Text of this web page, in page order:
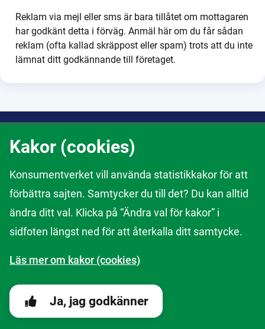
Kakor (cookies)
Konsumentverket vill använda statistikkakor för att
förbättra sajten. Samtycker du till det? Du kan alltid
ändra ditt val. Klicka på “Ändra val för kakor” i
sidfoten längst ned för att återkalla ditt samtycke.
Läs mer om kakor (cookies)
Ja, jag godkänner
Reklam via mejl eller sms är bara tillåtet om mottagaren
har godkänt detta i förväg. Anmäl här om du får sådan
reklam (ofta kallad skräppost eller spam) trots att du inte
lämnat ditt godkännande till företaget.
Om webbtjänsten
om du ser en risk med en vara eller tjänst. Din information hjälper
att granska företag och skydda konsumenter.
Om att anmäla till Konsumentverket
Om våra webbtjänster